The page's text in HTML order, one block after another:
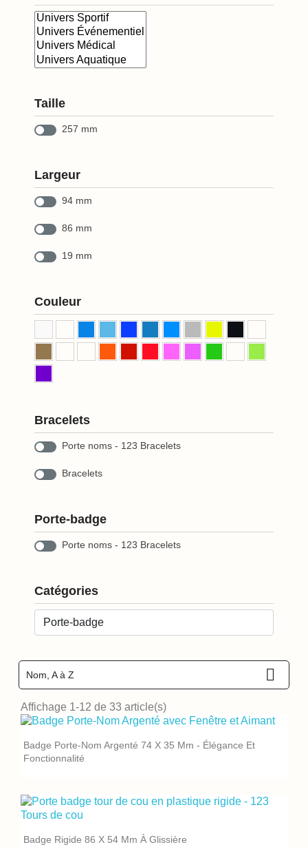
Taille
257 mm
Largeur
94 mm
86 mm
19 mm
Couleur
Bracelets
Porte noms - 123 Bracelets
Bracelets
Porte-badge
Porte noms - 123 Bracelets
Catégories
Nom, A à Z 
Affichage 1-12 de 33 article(s)
Badge Porte-Nom Argenté 74 X 35 Mm - Élégance Et
Fonctionnalité
Badge Rigide 86 X 54 Mm À Glissière